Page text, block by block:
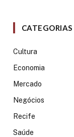
CATEGORIAS
Cultura
Economia
Mercado
Negócios
Recife
Saúde